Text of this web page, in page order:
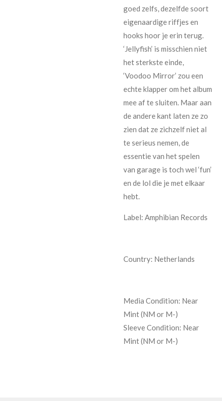
goed zelfs, dezelfde soort
eigenaardige riffjes en
hooks hoor je erin terug.
‘Jellyfish’ is misschien niet
het sterkste einde,
‘Voodoo Mirror’ zou een
echte klapper om het album
mee af te sluiten. Maar aan
de andere kant laten ze zo
zien dat ze zichzelf niet al
te serieus nemen, de
essentie van het spelen
van garage is toch wel ‘fun’
en de lol die je met elkaar
hebt.
Label: Amphibian Records
Country: Netherlands
Media Condition: Near
Mint (NM or M-)
Sleeve Condition: Near
Mint (NM or M-)